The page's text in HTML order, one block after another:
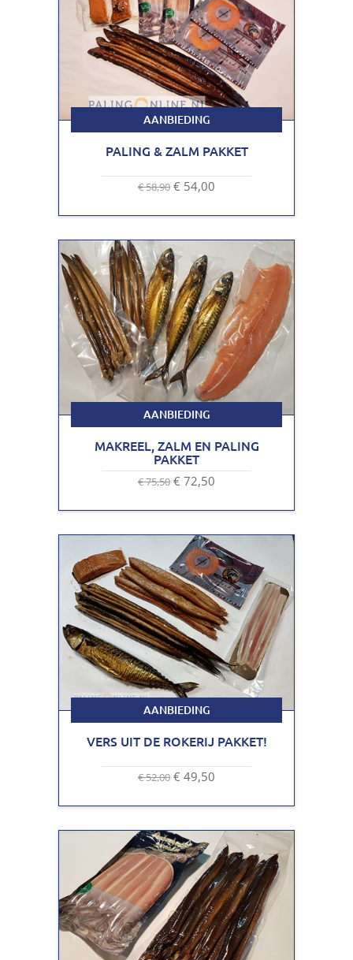
AANBIEDING
PALING & ZALM PAKKET
€ 58,90€ 54,00
AANBIEDING
MAKREEL, ZALM EN PALING
PAKKET
€ 75,50€ 72,50
AANBIEDING
VERS UIT DE ROKERIJ PAKKET!
€ 52,00€ 49,50